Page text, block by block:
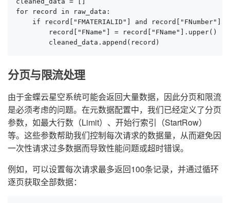
for record in raw_data:
    if record["FMATERIALID"] and record["FNumber"]:
        record["FName"] = record["FName"].upper()
        cleaned_data.append(record)
分页与限流处理
由于金蝶云星空系统可能会返回大量数据，因此分页和限流
是必须考虑的问题。在元数据配置中，我们已经定义了分页
参数，如最大行数（Limit）、开始行索引（StartRow）
等。这些参数帮助我们控制每次请求的数据量，从而避免因
一次性请求过多数据而导致性能问题或超时错误。
例如，可以设置每次请求最多返回100条记录，并通过循环
逐页获取全部数据：